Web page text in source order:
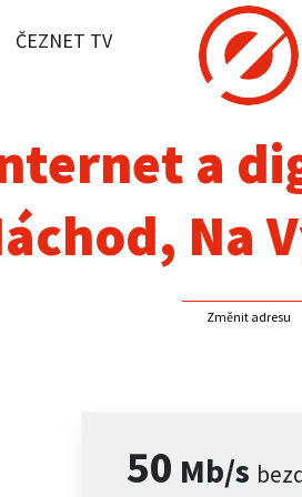
ČEZNET TV
TV
a
Na
Změnit adresu
50 Mb/s